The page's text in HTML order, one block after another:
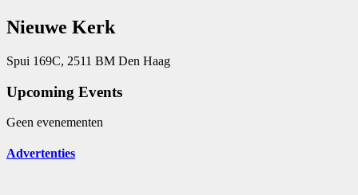
Nieuwe Kerk
Spui 169C, 2511 BM Den Haag
Upcoming Events
Geen evenementen
Advertenties